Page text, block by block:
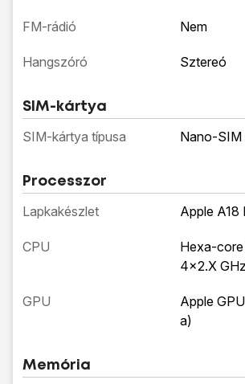
FM-rádió Nem
Hangszóró Sztereó
SIM-kártya
SIM-kártya típusa Nano-
Processzor
Lapkakészlet Apple A18
CPU
Hexa-
4x2.X
GPU
Apple
a)
Memória